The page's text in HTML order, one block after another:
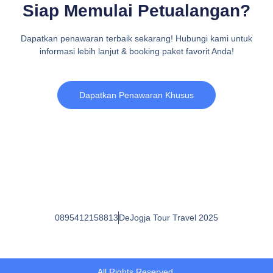
Siap Memulai Petualangan?
Dapatkan penawaran terbaik sekarang! Hubungi kami untuk
informasi lebih lanjut & booking paket favorit Anda!
Dapatkan Penawaran Khusus
0895412158813DeJogja Tour Travel 2025